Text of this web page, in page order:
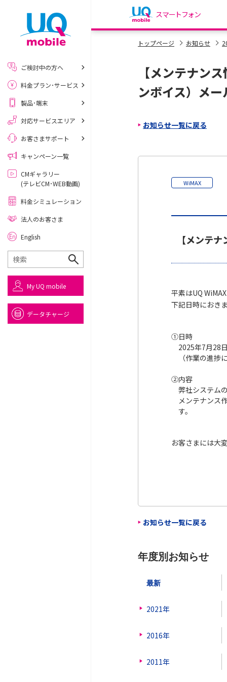
スマートフォン
my UQ WiMAX
My UQ mobile
UQ mobile ご契約の方
トップページ お知らせ
【メンテナン
ンボイス）メ
お知らせ一覧に戻る
WiMAX
【メンテ
平素はUQ
下記日時におき
①日時
2025年7月28
（作業の進
②内容
弊社システム
メンテナンス
す。
お客さまには大
お知らせ一覧に戻る
年度別お知らせ
最新
2021年
2016年
2011年
ご検討中の方へ
料金プラン･サービス
製品･端末
対応サービスエリア
お客さまサポート
キャンペーン一覧
CMギャラリー
(テレビCM･WEB動画)
料金シミュレーション
法人のお客さま
English
My UQ mobile
データチャージ